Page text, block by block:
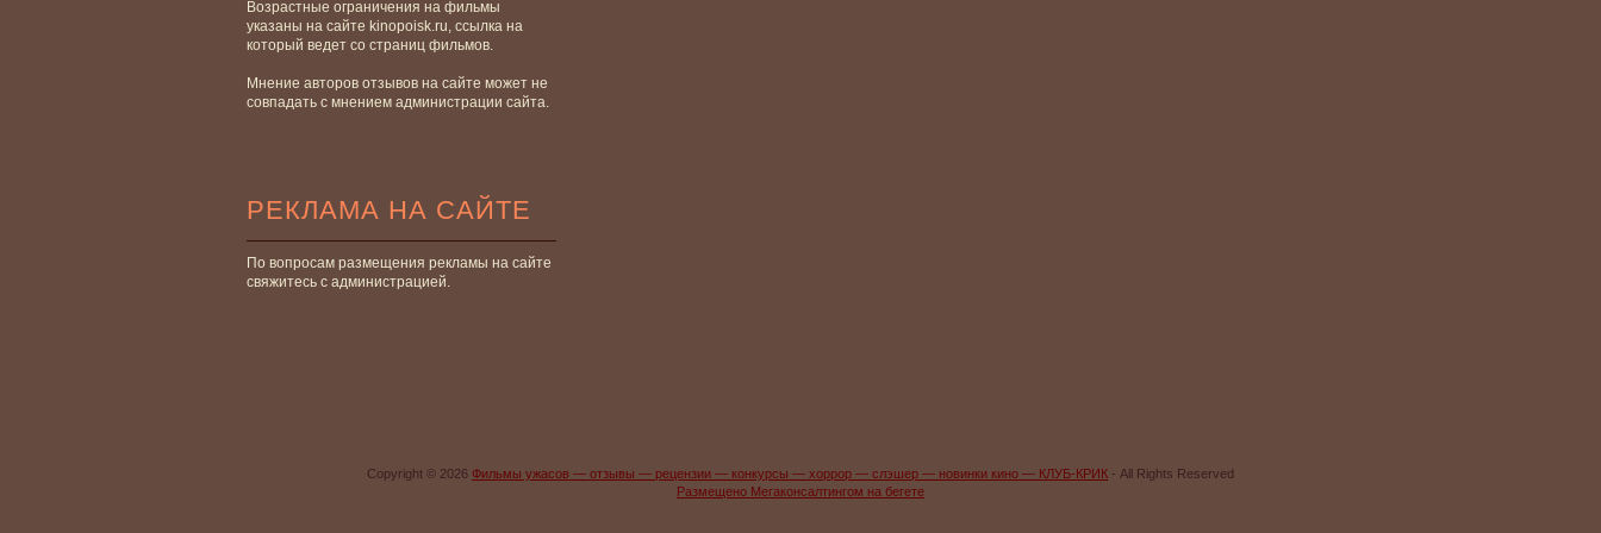
Возрастные ограничения на фильмы
указаны на сайте kinopoisk.ru, ссылка на
который ведет со страниц фильмов.
Мнение авторов отзывов на сайте может не
совпадать с мнением администрации сайта.
РЕКЛАМА НА САЙТЕ
По вопросам размещения рекламы на сайте
свяжитесь с администрацией.
Copyright © 2026 Фильмы ужасов — отзывы — рецензии — конкурсы — хоррор — слэшер — новинки кино — КЛУБ-КРИК - All Rights Reserved
Размещено Мегаконсалтингом на бегете